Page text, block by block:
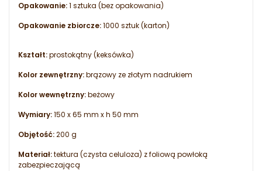
Opakowanie:1 sztuka (bez opakowania)
Opakowanie zbiorcze:1000 sztuk (karton)
Kształt:prostokątny (keksówka)
Kolor zewnętrzny:brązowy ze złotym nadrukiem
Kolor wewnętrzny:beżowy
Wymiary:150 x 65 mm x h 50 mm
Objętość:200 g
Materiał:tektura (czysta celuloza) z foliową powłoką
zabezpieczającą